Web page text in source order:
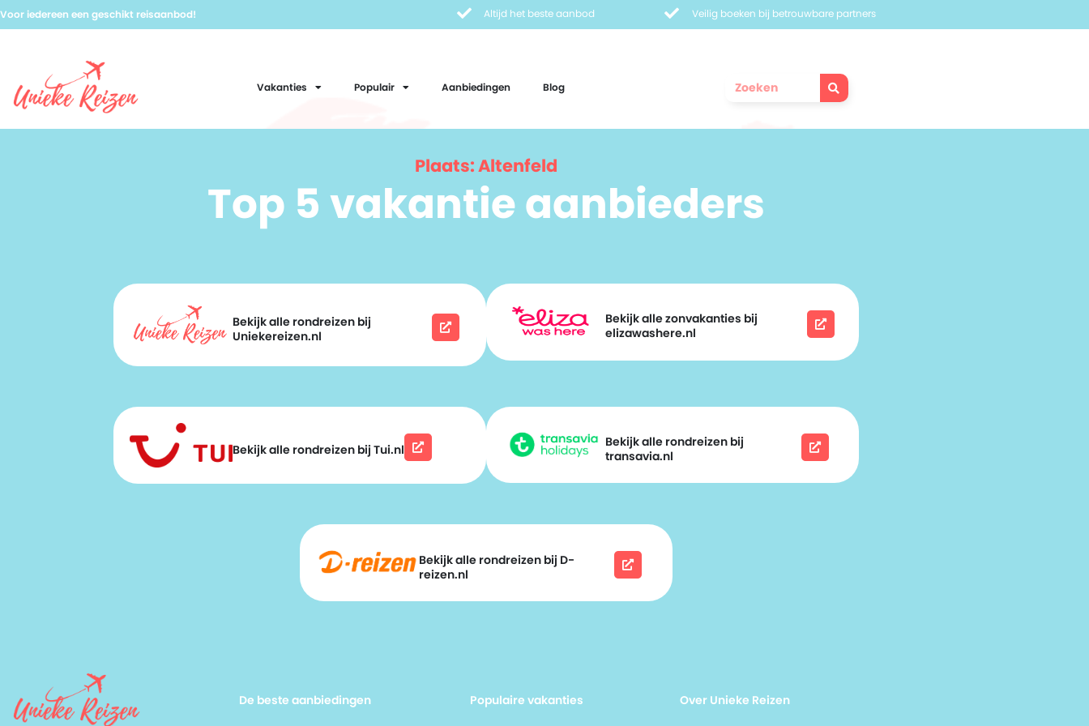
Voor iedereen een geschikt reisaanbod! Altijd het beste aanbod Veilig boeken bij betrouwbare partners
Vakanties Populair Aanbiedingen Blog
Plaats: Altenfeld
Top 5 vakantie aanbieders
Bekijk alle rondreizen bij
Uniekereizen.nl
Bekijk alle zonvakanties bij
elizawashere.nl
Bekijk alle rondreizen bij Tui.nl
Bekijk alle rondreizen bij
transavia.nl
Bekijk alle rondreizen bij D-
reizen.nl
De beste aanbiedingen Populaire vakanties Over Unieke Reizen